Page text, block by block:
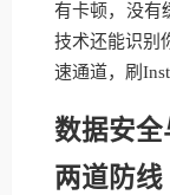
有卡顿，没有
技术还能识别
速通道，刷
数据安
两道防线